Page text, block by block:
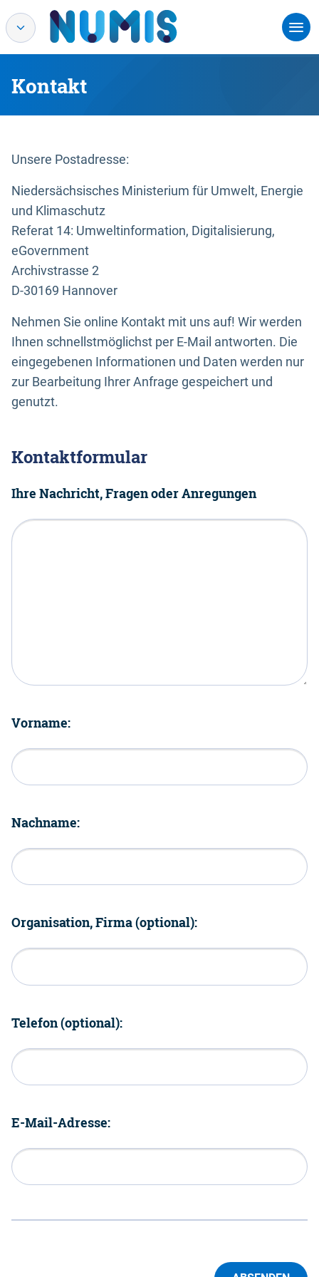
Kontakt
Unsere Postadresse:
Niedersächsisches Ministerium für Umwelt, Energie
und Klimaschutz
Referat 14: Umweltinformation, Digitalisierung,
eGovernment
Archivstrasse 2
D-30169 Hannover
Nehmen Sie online Kontakt mit uns auf! Wir werden
Ihnen schnellstmöglichst per E-Mail antworten. Die
eingegebenen Informationen und Daten werden nur
zur Bearbeitung Ihrer Anfrage gespeichert und
genutzt.
Kontaktformular
Ihre Nachricht, Fragen oder Anregungen
Vorname:
Nachname:
Organisation, Firma (optional):
Telefon (optional):
E-Mail-Adresse: